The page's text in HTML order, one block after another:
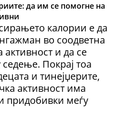
да им се помогне на
калории е да
во соодветна
и да се
Покрај тоа
и тинејџерите,
активност има
придобивки меѓу